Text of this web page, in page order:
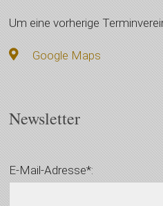
Um eine vorherige
Google Maps
Newsletter
E-Mail-Adresse*: